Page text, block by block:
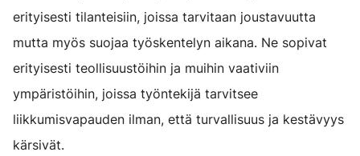
erityisesti tilanteisiin, joissa tarvitaan joustavuutta
mutta myös suojaa työskentelyn aikana. Ne sopivat
erityisesti teollisuustöihin ja muihin vaativiin
ympäristöihin, joissa työntekijä tarvitsee
liikkumisvapauden ilman, että turvallisuus ja kestävyys
kärsivät.